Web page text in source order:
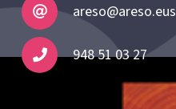
areso@areso.eus
948 51 03 27